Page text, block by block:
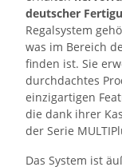
deutscher
Regalsystem
was im Bereich
finden ist. Sie
durchdachtes
einzigartigen
die dank ihrer
der Serie
Das System ist